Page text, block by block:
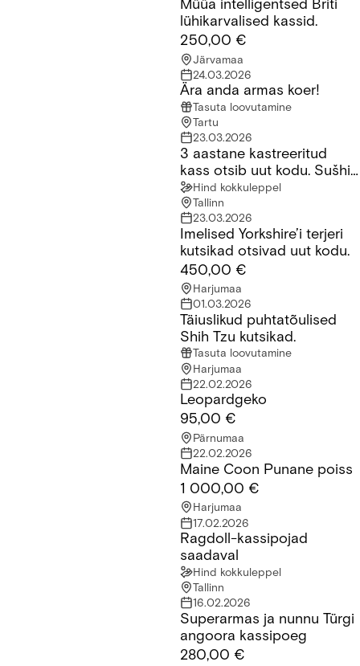
Müüa intelligentsed Briti lühikarvalised kassid.
Müüa intelligentsed Briti
lühikarvalised kassid.
250,00 €
Järvamaa
24.03.2026
Ära anda armas koer!
Tasuta loovutamine
Tartu
23.03.2026
3 aastane kastreeritud kass otsib uut kodu. Sušhi nimi millele
3 aastane kastreeritud
kass otsib uut kodu. Sušhi
nimi millele ta reageerib
Hind kokkuleppel
Tallinn
23.03.2026
Imelised Yorkshire’i terjeri kutsikad otsivad uut kodu.
Imelised Yorkshire’i terjeri
kutsikad otsivad uut kodu.
450,00 €
Harjumaa
01.03.2026
Täiuslikud puhtatõulised Shih Tzu kutsikad.Täiuslikud puhtatõulised
Shih Tzu kutsikad.
Tasuta loovutamine
Harjumaa
22.02.2026
Leopardgeko
95,00 €
Pärnumaa
22.02.2026
Maine Coon Punane poiss
1 000,00 €
Harjumaa
17.02.2026
Ragdoll-kassipojad
saadaval
Hind kokkuleppel
Tallinn
16.02.2026
Superarmas ja nunnu Türgi angoora kassipoeg
Superarmas ja nunnu Türgi
angoora kassipoeg
280,00 €